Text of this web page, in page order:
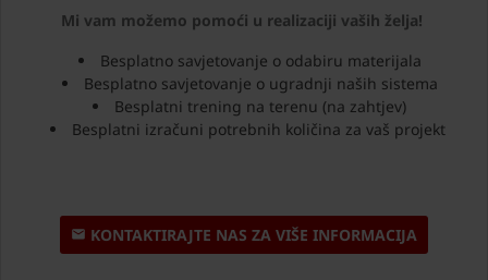
Mi vam možemo pomoći u realizaciji vaših želja!
Besplatno savjetovanje o odabiru materijala
Besplatno savjetovanje o ugradnji naših sistema
Besplatni trening na terenu (na zahtjev)
Besplatni izračuni potrebnih količina za vaš projekt
KONTAKTIRAJTE NAS ZA VIŠE INFORMACIJA